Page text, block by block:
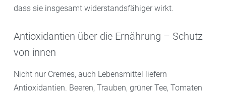
dass sie insgesamt widerstandsfähiger wirkt.
Antioxidantien über die Ernährung – Schutz
von innen
Nicht nur Cremes, auch Lebensmittel liefern
Antioxidantien. Beeren, Trauben, grüner Tee, Tomaten